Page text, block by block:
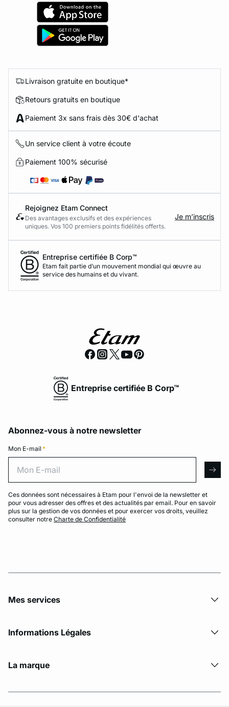
Livraison gratuite en boutique*
Retours gratuits en boutique
Paiement 3x sans frais dès 30€ d'achat
Un service client à votre écoute
Paiement 100% sécurisé
Rejoignez Etam Connect
Des avantages exclusifs et des expériences
uniques. Vos 100 premiers points fidélités offerts.
Je m’inscris
Entreprise certifiée B Corp™
Etam fait partie d’un mouvement mondial qui œuvre au
service des humains et du vivant.
Entreprise certifiée B Corp™
Abonnez-vous à notre newsletter
Mon E-mail *
Ces données sont nécessaires à Etam pour l'envoi de la newsletter et
pour vous adresser des offres et des actualités par email. Pour en savoir
plus sur la gestion de vos données et pour exercer vos droits, veuillez
consulter notre Charte de Confidentialité
Mes services
Informations Légales
La marque